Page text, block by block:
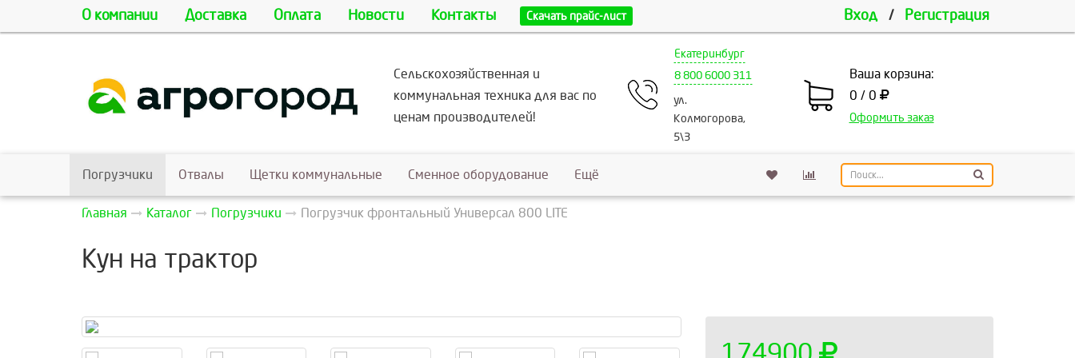
О компании Доставка Оплата Новости Контакты Скачать прайс-лист Вход / Регистрация
Сельскохозяйственная и
коммунальная техника для вас по
ценам производителей!
Екатеринбург
8 800 6000 311
ул.
Колмогорова,
5\3
Ваша корзина:
0 / 0
Оформить заказ
Погрузчики Отвалы Щетки коммунальные Сменное оборудование Ещё
Главная Каталог Погрузчики Погрузчик фронтальный Универсал 800 LITE
Кун на трактор